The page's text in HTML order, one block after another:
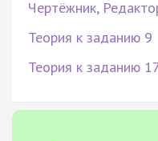
Чертёжник,
Теория к заданию 9
Теория к заданию